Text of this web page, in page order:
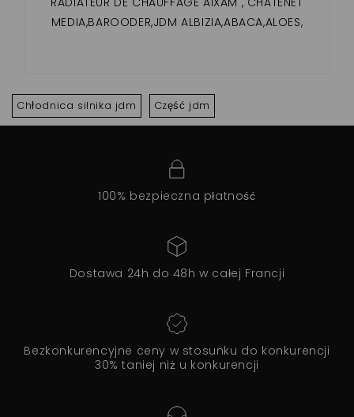
MEDIA,BAROODER,JDM ALBIZIA,ABACA,ALOES,
Chłodnica silnika jdm Część jdm
100% bezpieczna płatność
Dostawa 24h do 48h w całej Francji
Bezkonkurencyjne ceny w stosunku do konkurencji
30% taniej niż u konkurencji